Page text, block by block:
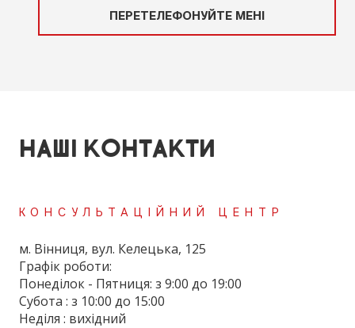
ПЕРЕТЕЛЕФОНУЙТЕ МЕНІ
НАШІ КОНТАКТИ
КОНСУЛЬТАЦІЙНИЙ ЦЕНТР
м. Вінниця, вул. Келецька, 125
Графік роботи:
Понеділок - Пятниця: з 9:00 до 19:00
Субота : з 10:00 до 15:00
Неділя : вихідний